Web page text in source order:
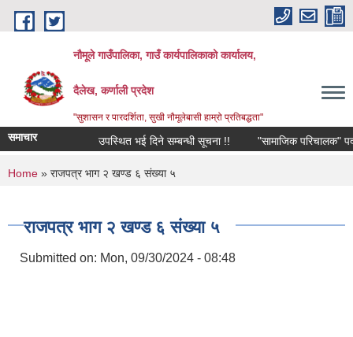
Skip to main content
नौमूले गाउँपालिका, गाउँ कार्यपालिकाको कार्यालय,
दैलेख, कर्णाली प्रदेश
"सुशासन र पारदर्शिता, सुखी नौमूलेबासी हाम्रो प्रतिबद्धता"
समाचार उपस्थित भई दिने सम्बन्धी सूचना !! "सामाजिक परिचालक"
You are here
Home » राजपत्र भाग २ खण्ड ६ संख्या ५
राजपत्र भाग २ खण्ड ६ संख्या ५
Submitted on: Mon, 09/30/2024 - 08:48